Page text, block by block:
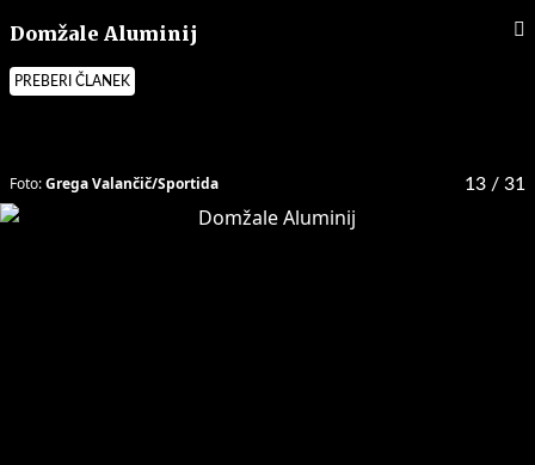
Domžale Aluminij
PREBERI ČLANEK
13 / 31
Foto:Grega Valančič/Sportida